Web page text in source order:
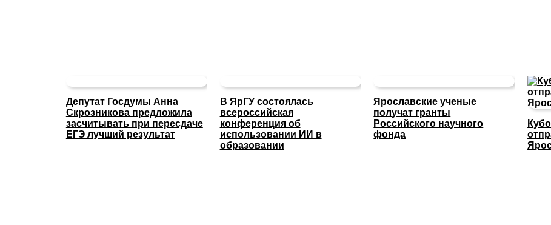
Депутат Госдумы Анна
Скрозникова предложила
засчитывать при пересдаче
ЕГЭ лучший результат
В ЯрГУ состоялась
всероссийская
конференция об
использовании ИИ в
образовании
Ярославские ученые
получат гранты
Российского научного
фонда